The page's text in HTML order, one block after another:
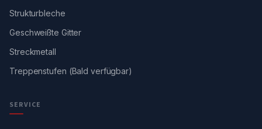
Strukturbleche
Geschweißte Gitter
Streckmetall
Treppenstufen (Bald verfügbar)
SERVICE